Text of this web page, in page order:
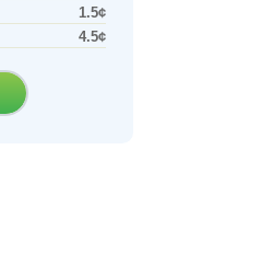
1.5¢
4.5¢